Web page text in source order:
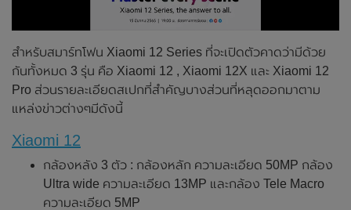
สำหรับสมาร์ทโฟน Xiaomi 12 Series ที่จะเปิดตัวคาดว่ามีด้วย
กันทั้งหมด 3 รุ่น คือ Xiaomi 12 , Xiaomi 12X และ Xiaomi 12
Pro ส่วนรายละเอียดสเปกที่สำคัญบางส่วนที่หลุดออกมาตาม
แหล่งข่าวต่างๆมีดังนี้
Xiaomi 12
กล้องหลัง 3 ตัว : กล้องหลัก ความละเอียด 50MP กล้อง
Ultra wide ความละเอียด 13MP และกล้อง Tele Macro
ความละเอียด 5MP